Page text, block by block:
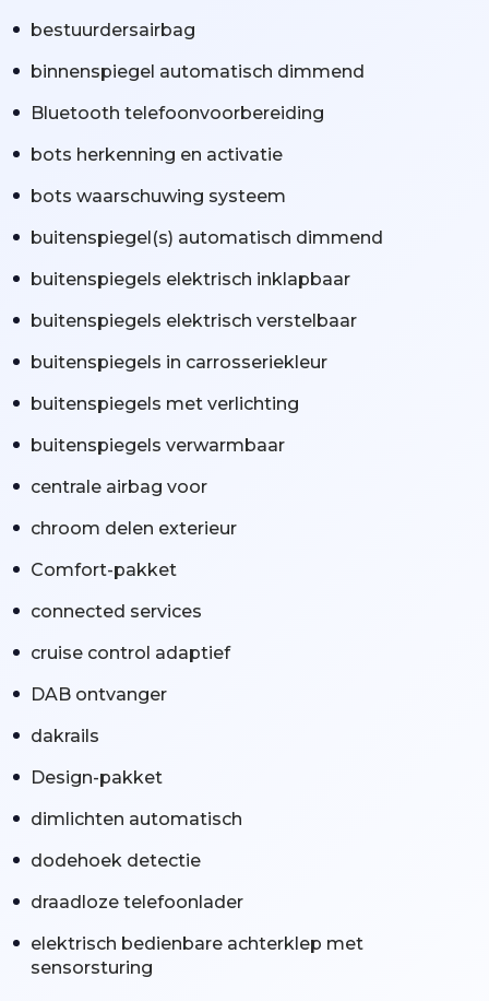
bestuurdersairbag
binnenspiegel automatisch dimmend
Bluetooth telefoonvoorbereiding
bots herkenning en activatie
bots waarschuwing systeem
buitenspiegel(s) automatisch dimmend
buitenspiegels elektrisch inklapbaar
buitenspiegels elektrisch verstelbaar
buitenspiegels in carrosseriekleur
buitenspiegels met verlichting
buitenspiegels verwarmbaar
centrale airbag voor
chroom delen exterieur
Comfort-pakket
connected services
cruise control adaptief
DAB ontvanger
dakrails
Design-pakket
dimlichten automatisch
dodehoek detectie
draadloze telefoonlader
elektrisch bedienbare achterklep met
sensorsturing